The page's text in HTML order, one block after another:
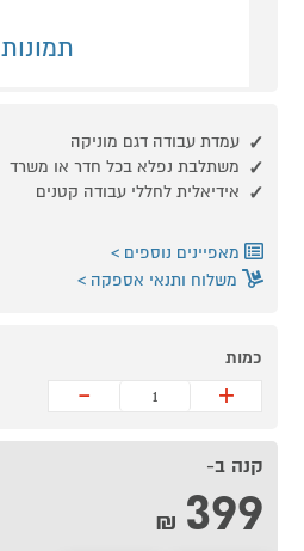
תמונות
עמדת עבודה דגם מוניקה
משתלבת נפלא בכל חדר או משרד
אידיאלית לחללי עבודה קטנים
מאפיינים נוספים
משלוח ותנאי אספקה
כמות
+
-
קנה ב-
399
₪